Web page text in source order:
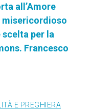
all’Amore
misericordioso
scelta per la
Francesco
E PREGHIERA